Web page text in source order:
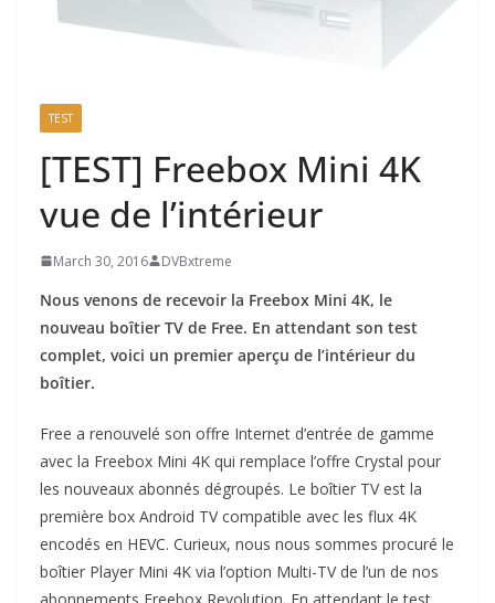
TEST
[TEST] Freebox Mini 4K
vue de l’intérieur
March 30, 2016 DVBxtreme
Nous venons de recevoir la Freebox Mini 4K, le
nouveau boîtier TV de Free. En attendant son test
complet, voici un premier aperçu de l’intérieur du
boîtier.
Free a renouvelé son offre Internet d’entrée de gamme
avec la Freebox Mini 4K qui remplace l’offre Crystal pour
les nouveaux abonnés dégroupés. Le boîtier TV est la
première box Android TV compatible avec les flux 4K
encodés en HEVC. Curieux, nous nous sommes procuré le
boîtier Player Mini 4K via l’option Multi-TV de l’un de nos
abonnements Freebox Revolution. En attendant le test